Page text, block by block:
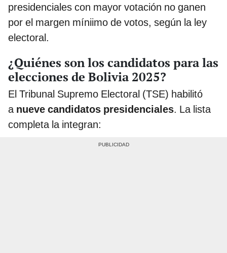
presidenciales con mayor votación no ganen
por el margen míniimo de votos, según la ley
electoral.
¿Quiénes son los candidatos para las
elecciones de Bolivia 2025?
El Tribunal Supremo Electoral (TSE) habilitó
a nueve candidatos presidenciales. La lista
completa la integran: